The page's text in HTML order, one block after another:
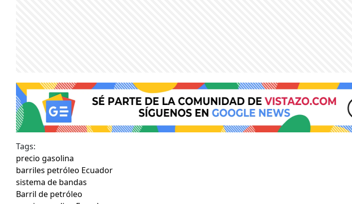
Tags:
precio gasolina
barriles petróleo Ecuador
sistema de bandas
Barril de petróleo